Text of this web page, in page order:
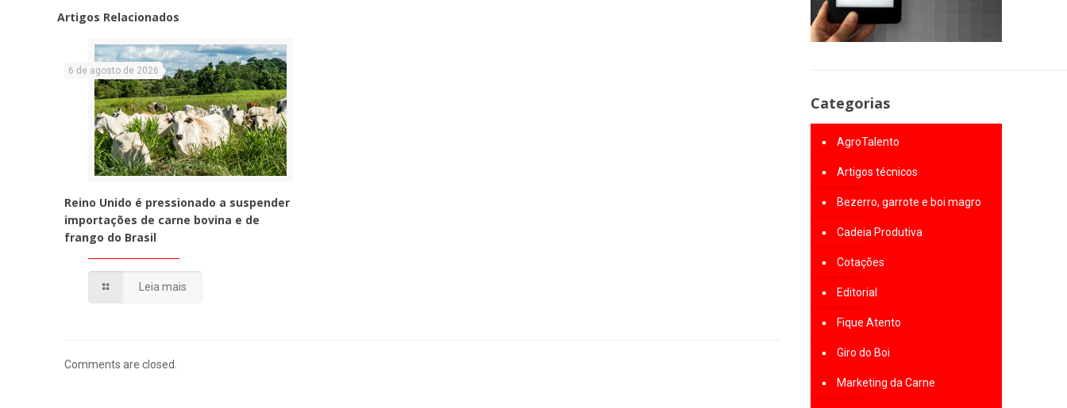
Artigos Relacionados
6 de agosto de 2026
Reino Unido é pressionado a suspender
importações de carne bovina e de
frango do Brasil
Leia mais
Comments are closed.
Categorias
AgroTalento
Artigos técnicos
Bezerro, garrote e boi magro
Cadeia Produtiva
Cotações
Editorial
Fique Atento
Giro do Boi
Marketing da Carne